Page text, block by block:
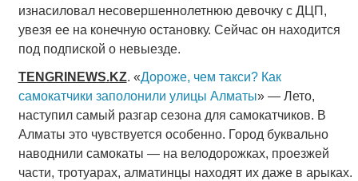
изнасиловал несовершеннолетнюю девочку с ДЦП,
увезя ее на конечную остановку. Сейчас он находится
под подпиской о невыезде.
TENGRINEWS.KZ. «Дороже, чем такси? Как
самокатчики заполонили улицы Алматы» — Лето,
наступил самый разгар сезона для самокатчиков. В
Алматы это чувствуется особенно. Город буквально
наводнили самокаты — на велодорожках, проезжей
части, тротуарах, алматинцы находят их даже в арыках.